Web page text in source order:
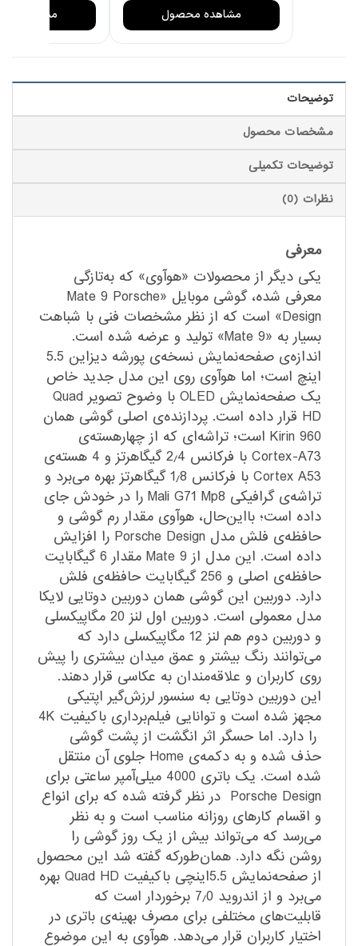
مشاهده محصول مشاهده
توضیحات
مشخصات محصول
توضیحات تکمیلی
نظرات (0)
معرفی
یکی دیگر از محصولات «هوآوی» که به‌تازگی
معرفی شده، گوشی موبایل «Mate 9 Porsche
Design» است که از نظر مشخصات فنی با شباهت
بسیار به «Mate 9» تولید و عرضه شده است.
اندازه‌ی صفحه‌نمایش نسخه‌ی پورشه دیزاین 5.5
اینچ است؛ اما هوآوی روی این مدل جدید خاص
یک صفحه‌نمایش OLED با وضوح تصویر Quad
HD قرار داده است. پردازنده‌ی اصلی گوشی همان
Kirin 960 است؛ تراشه‌ای که از چهارهسته‌ی
Cortex-A73 با فرکانس 2٫4 گیگاهرتز و 4 هسته‌ی
Cortex A53 با فرکانس 1٫8 گیگاهرتز بهره می‌برد و
تراشه‌ی گرافیکی Mali G71 Mp8 را در خودش جای
داده است؛ بااین‌حال، هوآوی مقدار رم گوشی و
حافظه‌ی فلش مدل Porsche Design را افزایش
داده است. این مدل از Mate 9 مقدار 6 گیگابایت
حافظه‌ی اصلی و 256 گیگابایت حافظه‌ی فلش
دارد. دوربین این گوشی همان دوربین دوتایی لایکا
مدل معمولی است. دوربین اول لنز 20 مگاپیکسلی
و دوربین دوم هم لنز 12 مگاپیکسلی دارد که
می‌توانند رنگ بیشتر و عمق میدان بیشتری را پیش
روی کاربران و علاقه‌مندان به عکاسی قرار دهند.
این دوربین دوتایی به سنسور لرزش‌گیر اپتیکی
مجهز شده است و توانایی فیلم‌برداری باکیفیت 4K
را دارد. اما حسگر اثر انگشت از پشت گوشی
حذف شده و به دکمه‌ی Home جلوی آن منتقل
شده است. یک باتری 4000 میلی‌آمپر ساعتی برای
Porsche Design در نظر گرفته شده که برای انواع
و اقسام کارهای روزانه مناسب است و به نظر
می‌رسد که می‌تواند بیش از یک روز گوشی را
روشن نگه دارد. همان‌طورکه گفته شد این محصول
از صفحه‌نمایش 5.5اینچی باکیفیت Quad HD بهره
می‌برد و از اندروید 7٫0 برخوردار است که
قابلیت‌های مختلفی برای مصرف بهینه‌ی باتری در
اختیار کاربران قرار می‌دهد. هوآوی به این موضوع